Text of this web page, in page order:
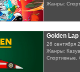
Жанры:
Golden Lap
26 сентября
Жанры:
Спортивные,